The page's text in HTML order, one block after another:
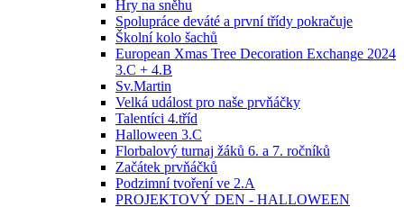
Hry na sněhu
Spolupráce deváté a první třídy pokračuje
Školní kolo šachů
European Xmas Tree Decoration Exchange 2024
3.C + 4.B
Sv.Martin
Velká událost pro naše prvňáčky
Talentíci 4.tříd
Halloween 3.C
Florbalový turnaj žáků 6. a 7. ročníků
Začátek prvňáčků
Podzimní tvoření ve 2.A
PROJEKTOVÝ DEN - HALLOWEEN